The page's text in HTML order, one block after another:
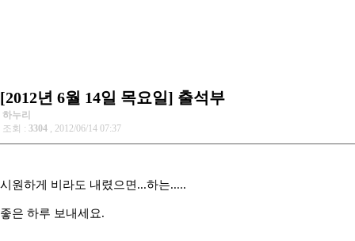
[2012년 6월 14일 목요일] 출석부
하누리
조회 : 3304 , 2012/06/14 07:37
시원하게 비라도 내렸으면...하는.....
좋은 하루 보내세요.